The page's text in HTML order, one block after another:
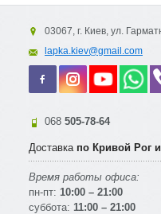
03067, г. Киев, ул.
lapka.kiev@gmail.com
068 505-78-64
Доставка по Кривой Рог
Время работы офиса:
пн-пт: 10:00 – 21:00
суббота: 11:00 – 21:00